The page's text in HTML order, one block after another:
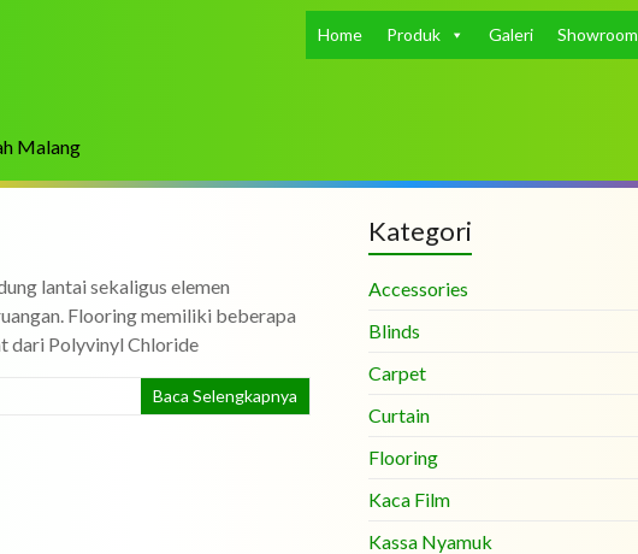
Malang
Home Produk Galeri Showroom
lantai sekaligus elemen
Flooring memiliki beberapa
dari Polyvinyl Chloride
Baca Selengkapnya
Kategori
Accessories
Blinds
Carpet
Curtain
Flooring
Kaca Film
Kassa Nyamuk